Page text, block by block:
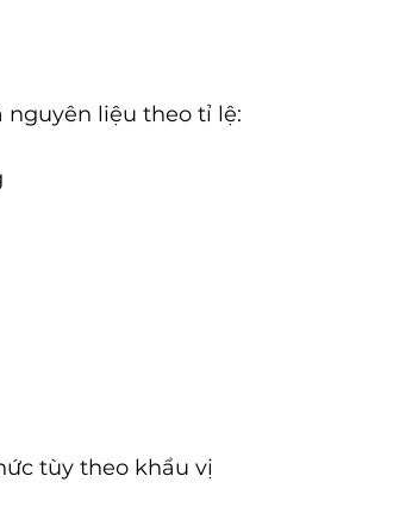
nguyên liệu theo tỉ lệ:
tùy theo khẩu vị